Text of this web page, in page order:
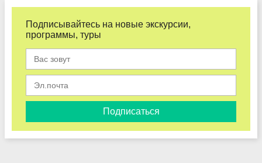
Подписывайтесь на новые экскурсии,
программы, туры
Подписаться